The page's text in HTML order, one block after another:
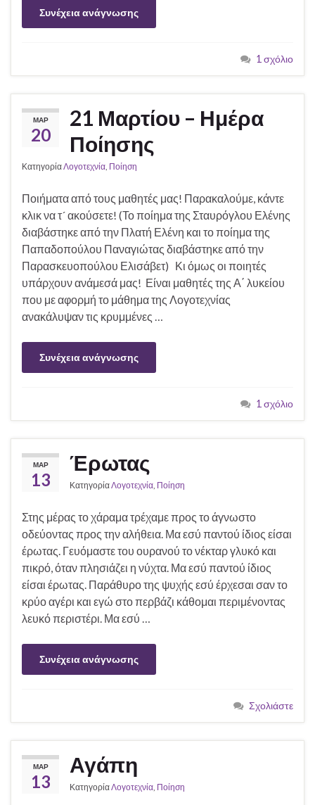
Συνέχεια ανάγνωσης
1 σχόλιο
ΜΑΡ
20
21 Μαρτίου – Ημέρα
Ποίησης
ΚατηγορίαΛογοτεχνία, Ποίηση
Ποιήματα από τους μαθητές μας! Παρακαλούμε, κάντε
κλικ να τ´ ακούσετε! (Το ποίημα της Σταυρόγλου Ελένης
διαβάστηκε από την Πλατή Ελένη και το ποίημα της
Παπαδοπούλου Παναγιώτας διαβάστηκε από την
Παρασκευοπούλου Ελισάβετ) Κι όμως οι ποιητές
υπάρχουν ανάμεσά μας! Είναι μαθητές της Α΄ λυκείου
που με αφορμή το μάθημα της Λογοτεχνίας
ανακάλυψαν τις κρυμμένες …
Συνέχεια ανάγνωσης
1 σχόλιο
ΜΑΡ
13
Έρωτας
ΚατηγορίαΛογοτεχνία, Ποίηση
Στης μέρας το χάραμα τρέχαμε προς το άγνωστο
οδεύοντας προς την αλήθεια. Μα εσύ παντού ίδιος είσαι
έρωτας. Γευόμαστε του ουρανού το νέκταρ γλυκό και
πικρό, όταν πλησιάζει η νύχτα. Μα εσύ παντού ίδιος
είσαι έρωτας. Παράθυρο της ψυχής εσύ έρχεσαι σαν το
κρύο αγέρι και εγώ στο περβάζι κάθομαι περιμένοντας
λευκό περιστέρι. Μα εσύ …
Συνέχεια ανάγνωσης
Σχολιάστε
ΜΑΡ
13
Αγάπη
ΚατηγορίαΛογοτεχνία, Ποίηση